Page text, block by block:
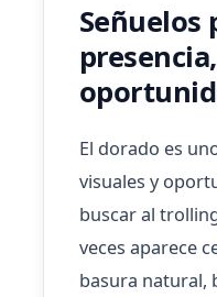
Señuelos
El dorado es
visuales y
buscar al
veces aparece
basura natural,